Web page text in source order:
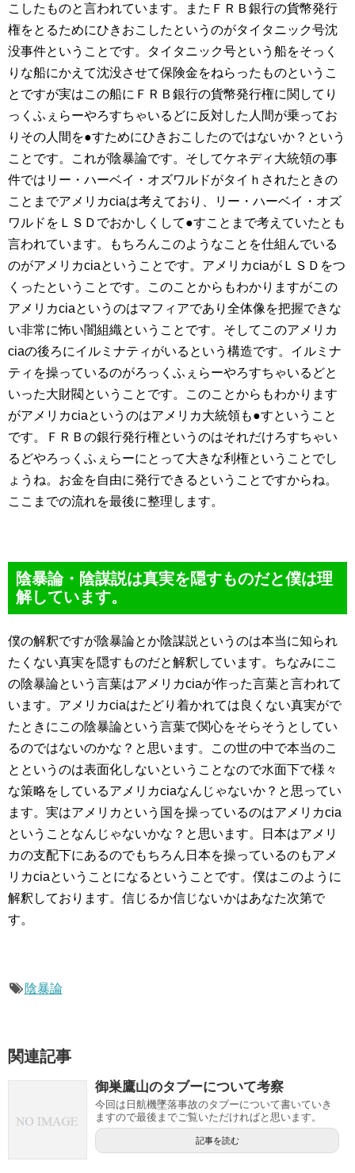
こしたものと言われています。またＦＲＢ銀行の貨幣発行
権をとるためにひきおこしたというのがタイタニック号沈
没事件ということです。タイタニック号という船をそっく
りな船にかえて沈没させて保険金をねらったものというこ
とですが実はこの船にＦＲＢ銀行の貨幣発行権に関してり
っくふぇらーやろすちゃいるどに反対した人間が乗ってお
りその人間を●すためにひきおこしたのではないか？という
ことです。これが陰暴論です。そしてケネディ大統領の事
件ではリー・ハーベイ・オズワルドがタイｈされたときの
ことまでアメリカciaは考えており、リー・ハーベイ・オズ
ワルドをＬＳＤでおかしくして●すことまで考えていたとも
言われています。もちろんこのようなことを仕組んでいる
のがアメリカciaということです。アメリカciaがＬＳＤをつ
くったということです。このことからもわかりますがこの
アメリカciaというのはマフィアであり全体像を把握できな
い非常に怖い闇組織ということです。そしてこのアメリカ
ciaの後ろにイルミナティがいるという構造です。イルミナ
ティを操っているのがろっくふぇらーやろすちゃいるどと
いった大財閥ということです。このことからもわかります
がアメリカciaというのはアメリカ大統領も●すということ
です。ＦＲＢの銀行発行権というのはそれだけろすちゃい
るどやろっくふぇらーにとって大きな利権ということでし
ょうね。お金を自由に発行できるということですからね。
ここまでの流れを最後に整理します。
陰暴論・陰謀説は真実を隠すものだと僕は理
解しています。
僕の解釈ですが陰暴論とか陰謀説というのは本当に知られ
たくない真実を隠すものだと解釈しています。ちなみにこ
の陰暴論という言葉はアメリカciaが作った言葉と言われて
います。アメリカciaはたどり着かれては良くない真実がで
たときにこの陰暴論という言葉で関心をそらそうとしてい
るのではないのかな？と思います。この世の中で本当のこ
とというのは表面化しないということなので水面下で様々
な策略をしているアメリカciaなんじゃないか？と思ってい
ます。実はアメリカという国を操っているのはアメリカcia
ということなんじゃないかな？と思います。日本はアメリ
カの支配下にあるのでもちろん日本を操っているのもアメ
リカciaということになるということです。僕はこのように
解釈しております。信じるか信じないかはあなた次第で
す。
陰暴論
関連記事
御巣鷹山のタブーについて考察
今回は日航機墜落事故のタブーについて書いていき
ますので最後までご覧いただければと思います。
記事を読む